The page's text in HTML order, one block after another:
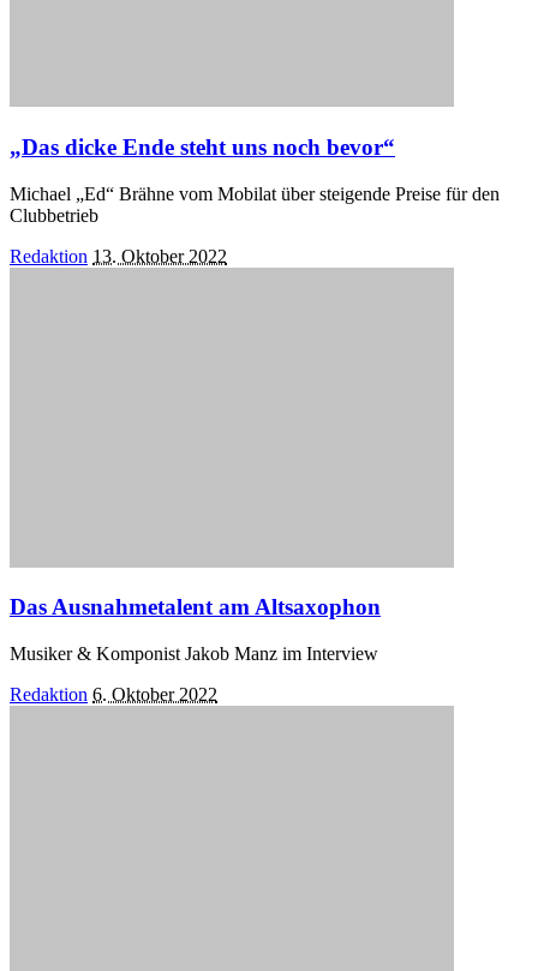
„Das dicke Ende steht uns noch bevor“
Michael „Ed“ Brähne vom Mobilat über steigende Preise für den
Clubbetrieb
Posted
Redaktion 13. Oktober 2022
Das Ausnahmetalent am Altsaxophon
Musiker & Komponist Jakob Manz im Interview
Posted
Redaktion 6. Oktober 2022